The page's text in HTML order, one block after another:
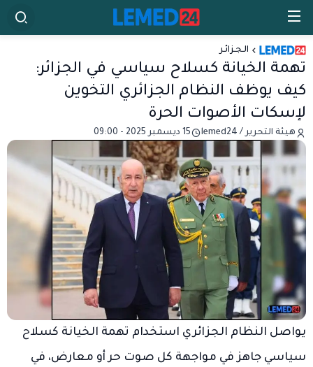
الـجـزائـر
تهمة الخيانة كسلاح سياسي في الجزائر:
كيف يوظف النظام الجزائري التخوين
لإسكات الأصوات الحرة
هيئة التحرير / lemed24 15 ديسمبر 2025 - 09:00
يواصل النظام الجزائري استخدام تهمة الخيانة كسلاح
سياسي جاهز في مواجهة كل صوت حر أو معارض، في